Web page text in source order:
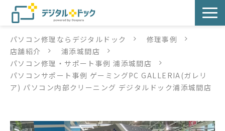
パソコン修理
サービス
店舗紹介
パソコン修理ならデジタルドック
修理事例
店舗紹介
浦添城間店
パソコン修理・サポート事例 浦添城間店
パソコンサポート事例 ゲーミングPC GALLERIA(ガレリ
ア) パソコン内部クリーニング デジタルドック浦添城間店